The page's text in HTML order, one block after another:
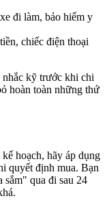
đi làm, bảo hiểm y
chiếc điện thoại
kỹ trước khi chi
hoàn toàn những thứ
hoạch, hãy áp dụng
quyết định mua. Bạn
sắm" qua đi sau 24